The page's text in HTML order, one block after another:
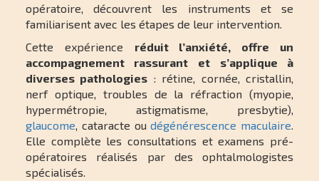
opératoire, découvrent les instruments et se
familiarisent avec les étapes de leur intervention.
Cette expérience réduit l’anxiété, offre un
accompagnement rassurant et s’applique à
diverses pathologies : rétine, cornée, cristallin,
nerf optique, troubles de la réfraction (myopie,
hypermétropie, astigmatisme, presbytie),
glaucome, cataracte oudégénérescence maculaire.
Elle complète les consultations et examens pré-
opératoires réalisés par des ophtalmologistes
spécialisés.